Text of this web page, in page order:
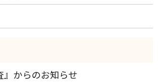
』からのお知らせ